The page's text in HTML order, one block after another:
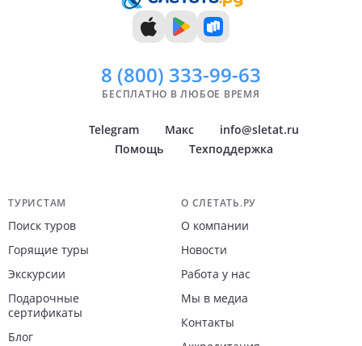
8 (800) 333-99-63
БЕСПЛАТНО В ЛЮБОЕ ВРЕМЯ
Telegram Макс
info@sletat.ru
Помощь
Техподдержка
Навигация по сайту
ТУРИСТАМ
Поиск туров
Горящие туры
Экскурсии
Подарочные
сертификаты
Блог
О СЛЕТАТЬ.РУ
О компании
Новости
Работа у нас
Мы в медиа
Контакты